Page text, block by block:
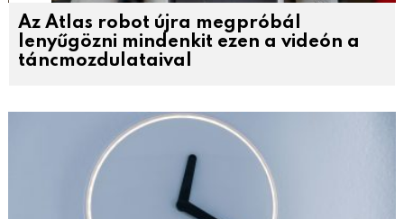
Az Atlas robot újra megpróbál
lenyűgözni mindenkit ezen a videón a
táncmozdulataival